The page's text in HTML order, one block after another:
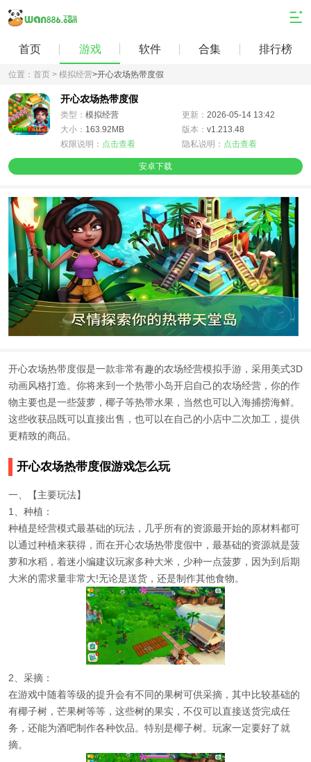
首页 游戏 软件 合集 排行榜
位置： 首页 > 模拟经营>开心农场热带度假
开心农场热带度假
类型： 模拟经营 更新： 2026-05-14 13:42
大小： 163.92MB 版本： v1.213.48
权限说明： 点击查看 隐私说明： 点击查看
安卓下载
开心农场热带度假是一款非常有趣的农场经营模拟手游，采用美式3D
动画风格打造。你将来到一个热带小岛开启自己的农场经营，你的作
物主要也是一些菠萝，椰子等热带水果，当然也可以入海捕捞海鲜。
这些收获品既可以直接出售，也可以在自己的小店中二次加工，提供
更精致的商品。
开心农场热带度假游戏怎么玩
一、【主要玩法】
1、种植：
种植是经营模式最基础的玩法，几乎所有的资源最开始的原材料都可
以通过种植来获得，而在开心农场热带度假中，最基础的资源就是菠
萝和水稻，着迷小编建议玩家多种大米，少种一点菠萝，因为到后期
大米的需求量非常大!无论是送货，还是制作其他食物。
2、采摘：
在游戏中随着等级的提升会有不同的果树可供采摘，其中比较基础的
有椰子树，芒果树等等，这些树的果实，不仅可以直接送货完成任
务，还能为酒吧制作各种饮品。特别是椰子树。玩家一定要好了就
摘。